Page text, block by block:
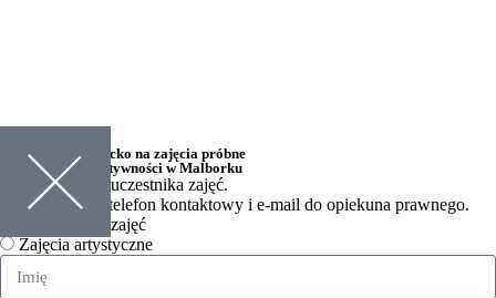
Chcę zapisać dziecko na zajęcia próbne
w Akademii Kreatywności w Malborku
Uzupełnij dane uczestnika zajęć.
Prosimy podać telefon kontaktowy i e-mail do opiekuna prawnego.
Wybierz rodzaj zajęć
Zajęcia artystyczne